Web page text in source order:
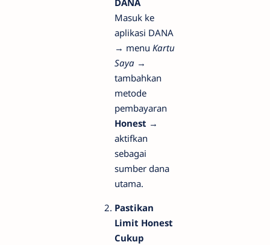
DANA
Masuk ke
aplikasi DANA
→ menu Kartu
Saya →
tambahkan
metode
pembayaran
Honest →
aktifkan
sebagai
sumber dana
utama.
Pastikan
Limit Honest
Cukup